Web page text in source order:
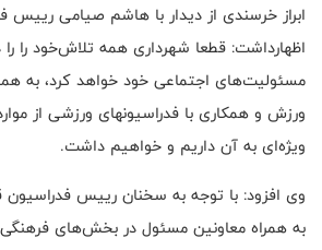
ابراز خرسندی از دیدار با هاشم صیامی رییس
اظهارداشت: قطعا شهرداری همه تلاش‌خود را
مسئولیت‌های اجتماعی خود خواهد کرد، به
ورزش و همکاری با فدراسیونهای ورزشی از
ویژه‌ای به آن داریم و خواهیم داشت.
وی افزود: با توجه به سخنان رییس
به همراه معاونین مسئول در بخش‌های